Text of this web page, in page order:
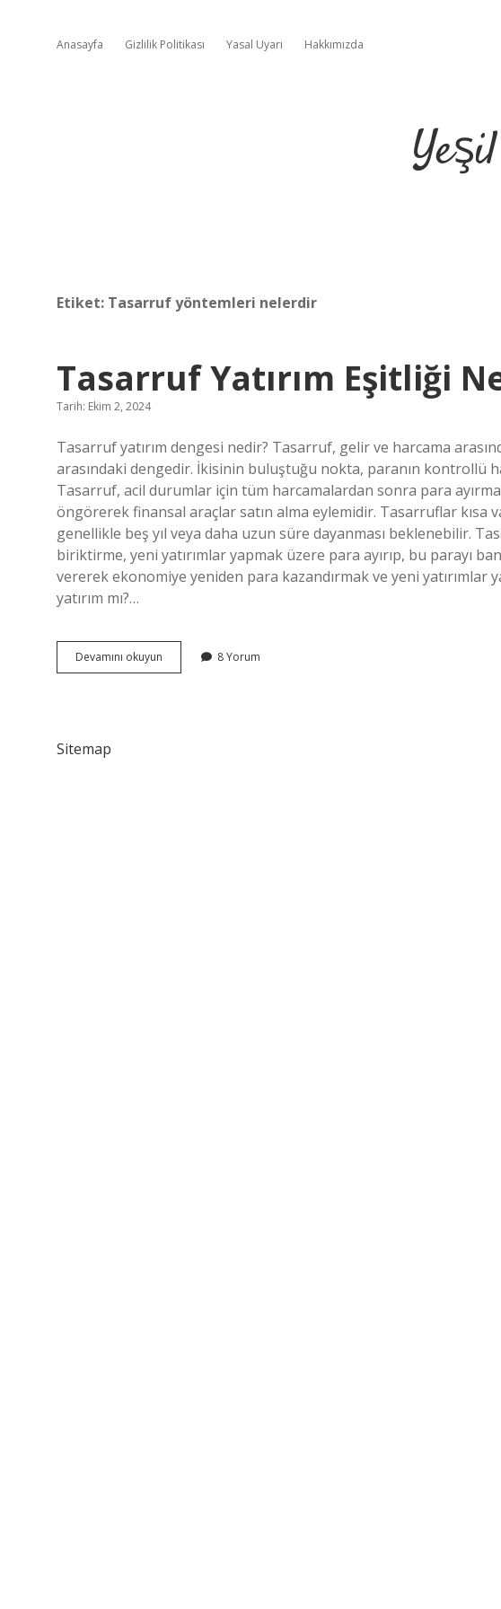
Anasayfa Gizlilik Politikası Yasal Uyarı Hakkımızda
Etiket: Tasarruf yöntemleri nelerdir
Tasarruf Yatırım Eşitliği
Tarih: Ekim 2, 2024
Tasarruf yatırım dengesi nedir? Tasarruf, gelir ve harcama
arasındaki dengedir. İkisinin buluştuğu nokta, paranın kontrollü
Tasarruf, acil durumlar için tüm harcamalardan sonra para
öngörerek finansal araçlar satın alma eylemidir. Tasarruflar kısa
genellikle beş yıl veya daha uzun süre dayanması beklenebilir.
biriktirme, yeni yatırımlar yapmak üzere para ayırıp, bu parayı
vererek ekonomiye yeniden para kazandırmak ve yeni yatırımlar
yatırım mı?…
Devamını okuyun Tasarruf
Yatırım
8 Yorum
Sitemap